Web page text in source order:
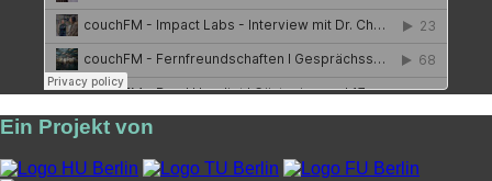
Ein Projekt von